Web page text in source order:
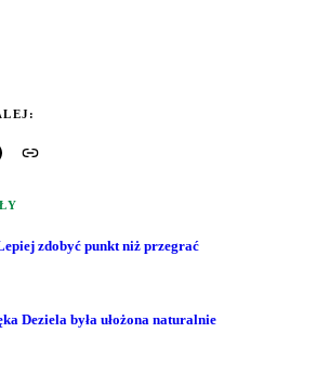
zdobyć punkt niż przegrać
Deziela była ułożona naturalnie